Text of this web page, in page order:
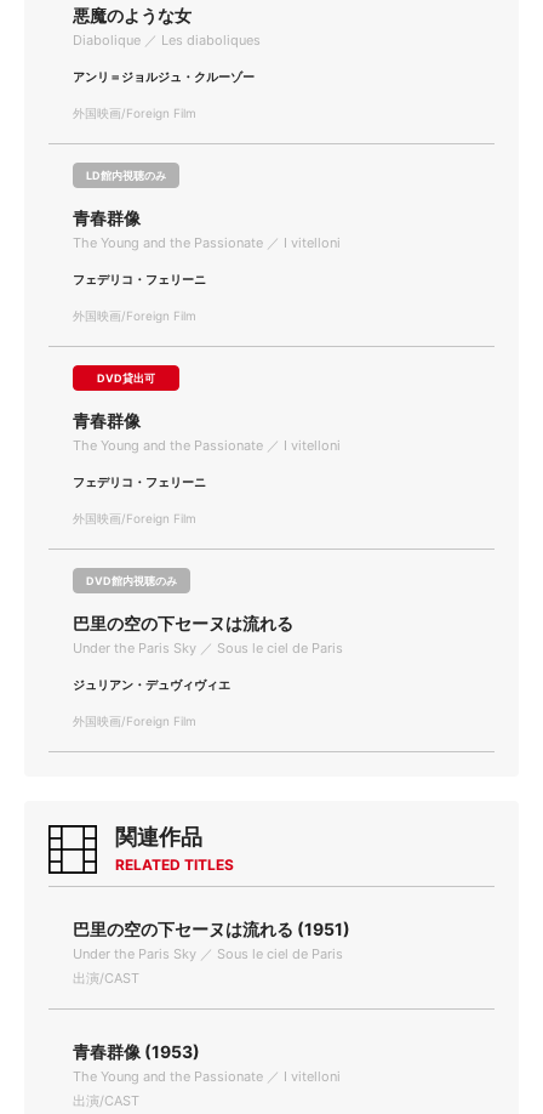
悪魔のような女
Diabolique ／ Les diaboliques
アンリ＝ジョルジュ・クルーゾー
外国映画/Foreign Film
LD館内視聴のみ
青春群像
The Young and the Passionate ／ I vitelloni
フェデリコ・フェリーニ
外国映画/Foreign Film
DVD貸出可
青春群像
The Young and the Passionate ／ I vitelloni
フェデリコ・フェリーニ
外国映画/Foreign Film
DVD館内視聴のみ
巴里の空の下セーヌは流れる
Under the Paris Sky ／ Sous le ciel de Paris
ジュリアン・デュヴィヴィエ
外国映画/Foreign Film
関連作品
RELATED TITLES
巴里の空の下セーヌは流れる (1951)
Under the Paris Sky ／ Sous le ciel de Paris
出演/CAST
青春群像 (1953)
The Young and the Passionate ／ I vitelloni
出演/CAST